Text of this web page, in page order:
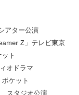
アター公演
Z」テレビ東京
ト
オドラマ
ケット
スタジオ公演